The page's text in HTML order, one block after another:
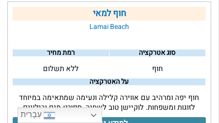
חוף למאי
Lamai Beach
סוג אטרקציה
חוף
רמת מחיר
ללא תשלום
על האטרקציה
חוף יפה ומרהיב עם אווירה קלילה ונעימה שמתאימה במיוחד
לזוגות ומשפחות. לוקיישן טוב לשחיה, ספורט מים ובילויים
עִבְרִית